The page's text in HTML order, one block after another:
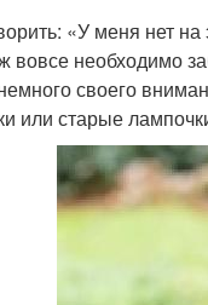
«У меня нет
вовсе необходимо
своего
или старые